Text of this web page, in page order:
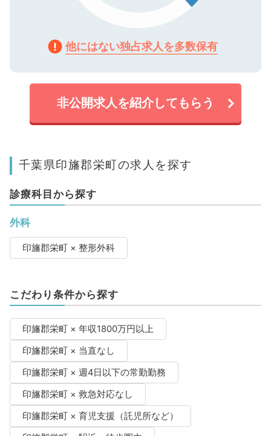
他にはない独占求人を多数保有
非公開求人を紹介してもらう
千葉県印旛郡栄町の求人を探す
診療科目から探す
外科
印旛郡栄町 × 整形外科
こだわり条件から探す
印旛郡栄町 × 年収1800万円以上
印旛郡栄町 × 当直なし
印旛郡栄町 × 週4日以下の常勤勤務
印旛郡栄町 × 救急対応なし
印旛郡栄町 × 育児支援（託児所など）